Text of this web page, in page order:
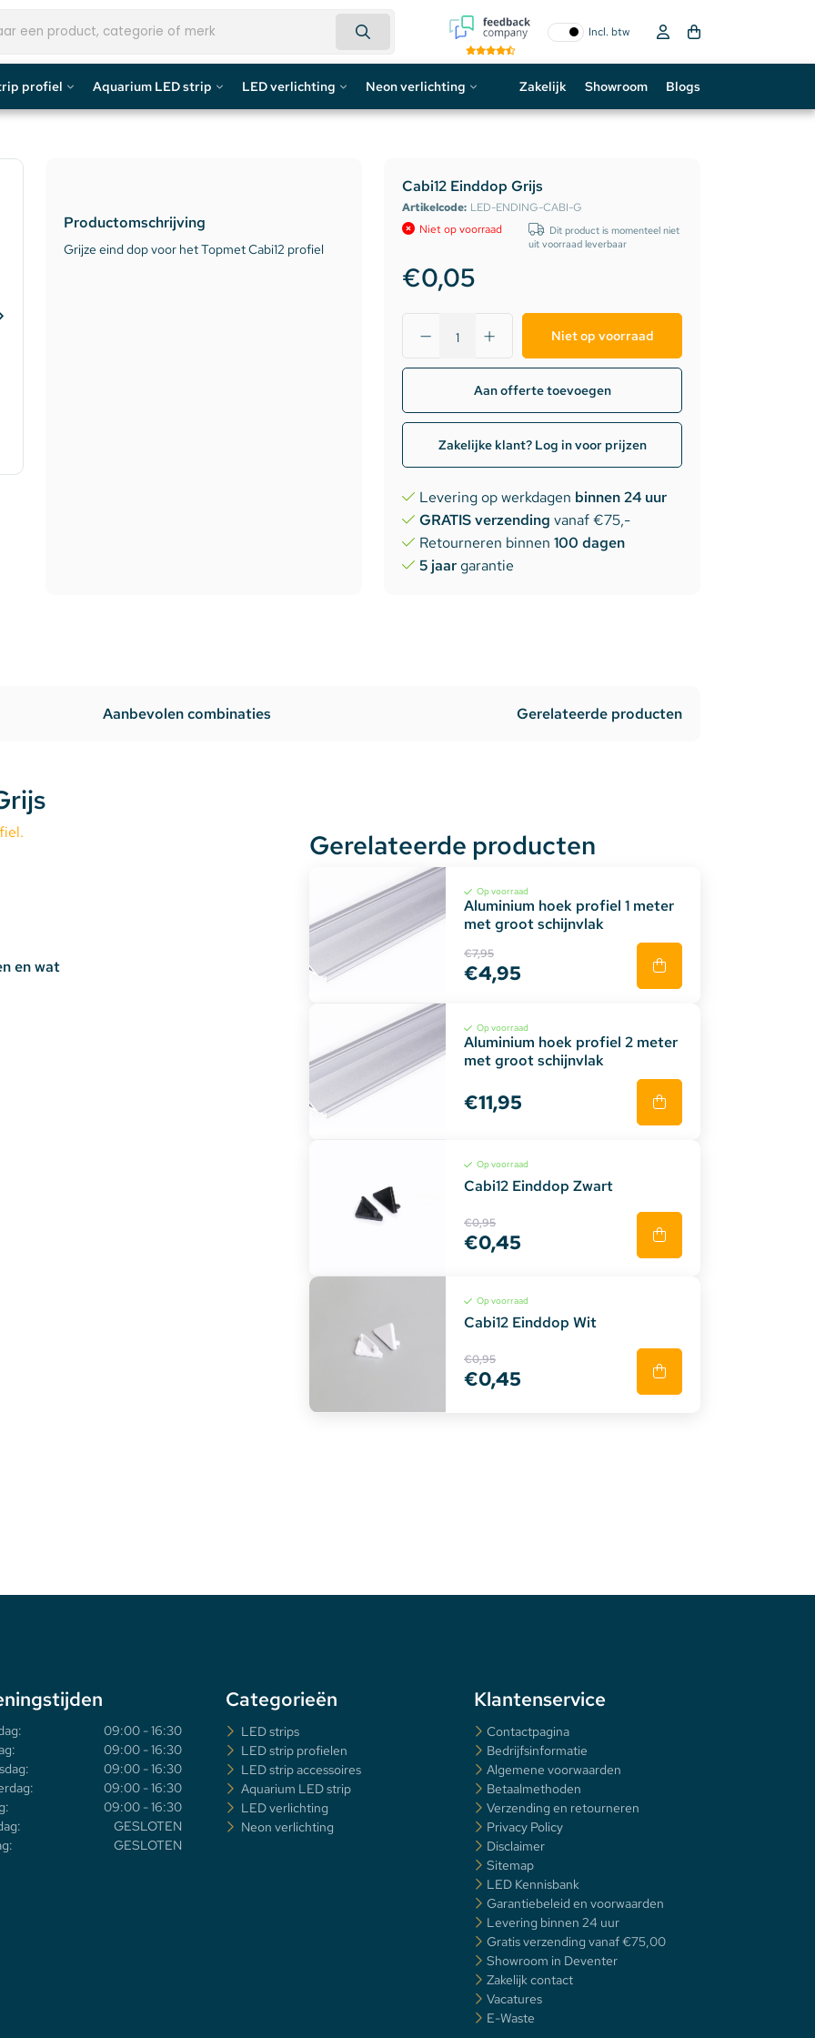
Incl. btw
profiel
/ Gipsplaten Profiel
Lumines
Aquarium LED strip
Aquarium LED Balken
LED verlichting Neon verlichting
Custom neon sign
Neon LED strip
Zakelijk Showroom Blogs
Productomschrijving
Grijze eind dop voor het Topmet Cabi12 profiel
Cabi12 Einddop Grijs
Artikelcode: LED-ENDING-CABI-G
Niet op voorraad
Dit product is momenteel niet
uit voorraad leverbaar
€0,05
Niet op voorraad
Aan offerte toevoegen
Zakelijke klant? Log in voor prijzen
Levering op werkdagen binnen 24 uur
GRATIS verzending vanaf €75,-
Retourneren binnen 100 dagen
5 jaargarantie
Aanbevolen combinaties Gerelateerde producten
en wat
Gerelateerde producten
Op voorraad
Aluminium hoek profiel 1 meter
met groot schijnvlak
€7,95
€4,95
Op voorraad
Aluminium hoek profiel 2 meter
met groot schijnvlak
€11,95
Op voorraad
Cabi12 Einddop Zwart
€0,95
€0,45
Op voorraad
Cabi12 Einddop Wit
€0,95
€0,45
09:00 - 16:30
09:00 - 16:30
09:00 - 16:30
09:00 - 16:30
09:00 - 16:30
GESLOTEN
GESLOTEN
Categorieën
LED strips
LED strip profielen
LED strip accessoires
Aquarium LED strip
LED verlichting
Neon verlichting
Klantenservice
Contactpagina
Bedrijfsinformatie
Algemene voorwaarden
Betaalmethoden
Verzending en retourneren
Privacy Policy
Disclaimer
Sitemap
LED Kennisbank
Garantiebeleid en voorwaarden
Levering binnen 24 uur
Gratis verzending vanaf €75,00
Showroom in Deventer
Zakelijk contact
Vacatures
E-Waste